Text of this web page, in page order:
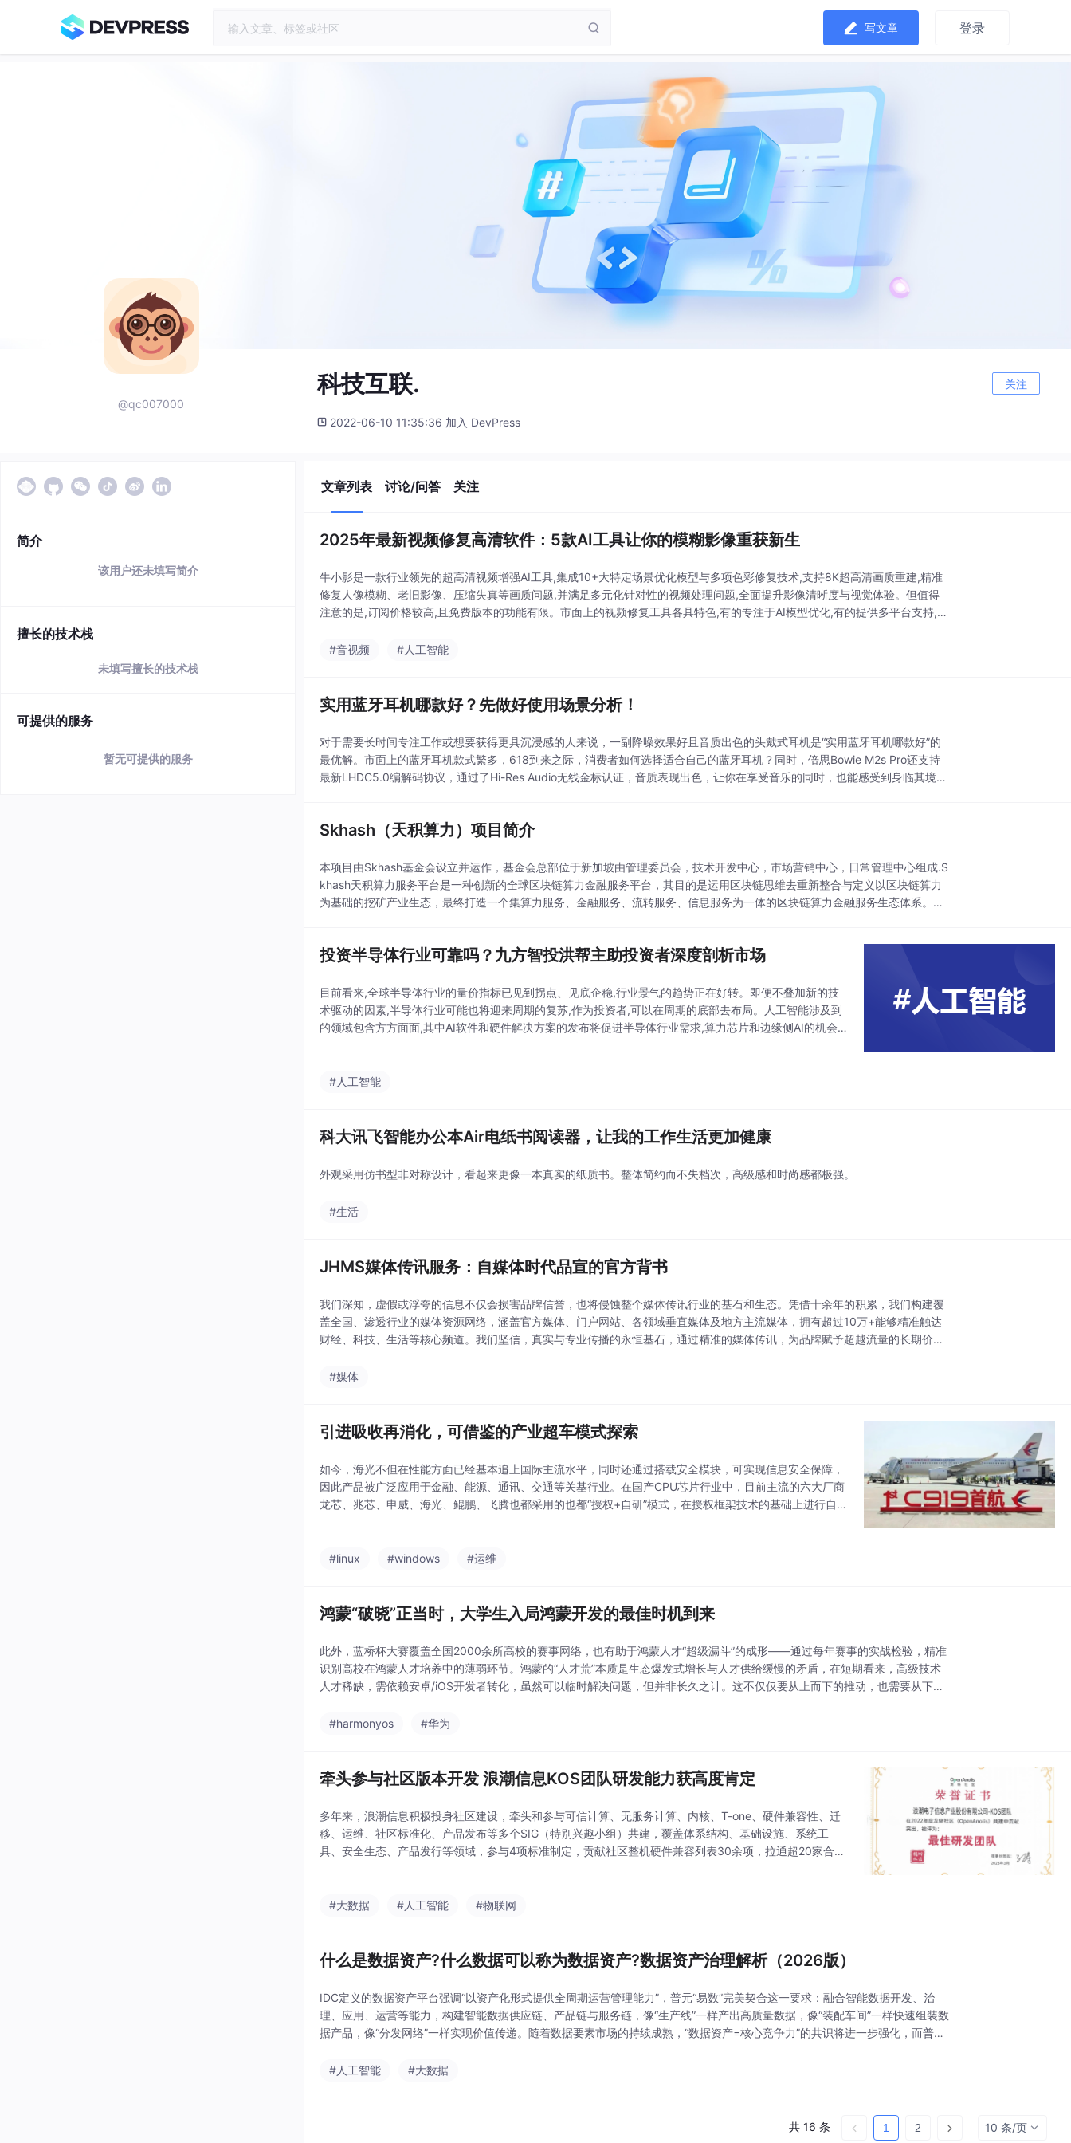
写文章 登录
@qc007000
科技互联. 关注
2022-06-10 11:35:36 加入 DevPress
简介
该用户还未填写简介
擅长的技术栈
未填写擅长的技术栈
可提供的服务
暂无可提供的服务
文章列表 讨论/问答 关注
2025年最新视频修复高清软件：5款AI工具让你的模糊影像重获新生
牛小影是一款行业领先的超高清视频增强AI工具,集成10+大特定场景优化模型与多项色彩修复技术,支持8K超高清画质重建,精准
修复人像模糊、老旧影像、压缩失真等画质问题,并满足多元化针对性的视频处理问题,全面提升影像清晰度与视觉体验。但值得
注意的是,订阅价格较高,且免费版本的功能有限。市面上的视频修复工具各具特色,有的专注于AI模型优化,有的提供多平台支持,还
#音视频
#人工智能
实用蓝牙耳机哪款好？先做好使用场景分析！
对于需要长时间专注工作或想要获得更具沉浸感的人来说，一副降噪效果好且音质出色的头戴式耳机是“实用蓝牙耳机哪款好”的
最优解。市面上的蓝牙耳机款式繁多，618到来之际，消费者如何选择适合自己的蓝牙耳机？同时，倍思Bowie M2s Pro还支持
最新LHDC5.0编解码协议，通过了Hi-Res Audio无线金标认证，音质表现出色，让你在享受音乐的同时，也能感受到身临其境的
Skhash（天积算力）项目简介
本项目由Skhash基金会设立并运作，基金会总部位于新加坡由管理委员会，技术开发中心，市场营销中心，日常管理中心组成.S
khash天积算力服务平台是一种创新的全球区块链算力金融服务平台，其目的是运用区块链思维去重新整合与定义以区块链算力
为基础的挖矿产业生态，最终打造一个集算力服务、金融服务、流转服务、信息服务为一体的区块链算力金融服务生态体系。Sk
投资半导体行业可靠吗？九方智投洪帮主助投资者深度剖析市场
目前看来,全球半导体行业的量价指标已见到拐点、见底企稳,行业景气的趋势正在好转。即便不叠加新的技
术驱动的因素,半导体行业可能也将迎来周期的复苏,作为投资者,可以在周期的底部去布局。人工智能涉及到
的领域包含方方面面,其中AI软件和硬件解决方案的发布将促进半导体行业需求,算力芯片和边缘侧AI的机会
#人工智能
科大讯飞智能办公本Air电纸书阅读器，让我的工作生活更加健康
外观采用仿书型非对称设计，看起来更像一本真实的纸质书。整体简约而不失档次，高级感和时尚感都极强。
#生活
JHMS媒体传讯服务：自媒体时代品宣的官方背书
我们深知，虚假或浮夸的信息不仅会损害品牌信誉，也将侵蚀整个媒体传讯行业的基石和生态。凭借十余年的积累，我们构建覆
盖全国、渗透行业的媒体资源网络，涵盖官方媒体、门户网站、各领域垂直媒体及地方主流媒体，拥有超过10万+能够精准触达
财经、科技、生活等核心频道。我们坚信，真实与专业传播的永恒基石，通过精准的媒体传讯，为品牌赋予超越流量的长期价
#媒体
引进吸收再消化，可借鉴的产业超车模式探索
如今，海光不但在性能方面已经基本追上国际主流水平，同时还通过搭载安全模块，可实现信息安全保障，
因此产品被广泛应用于金融、能源、通讯、交通等关基行业。在国产CPU芯片行业中，目前主流的六大厂商
龙芯、兆芯、申威、海光、鲲鹏、飞腾也都采用的也都“授权+自研”模式，在授权框架技术的基础上进行自
#linux
#windows #运维
鸿蒙“破晓”正当时，大学生入局鸿蒙开发的最佳时机到来
此外，蓝桥杯大赛覆盖全国2000余所高校的赛事网络，也有助于鸿蒙人才“超级漏斗”的成形——通过每年赛事的实战检验，精准
识别高校在鸿蒙人才培养中的薄弱环节。鸿蒙的“人才荒”本质是生态爆发式增长与人才供给缓慢的矛盾，在短期看来，高级技术
人才稀缺，需依赖安卓/iOS开发者转化，虽然可以临时解决问题，但并非长久之计。这不仅仅要从上而下的推动，也需要从下而
#harmonyos
#华为
牵头参与社区版本开发 浪潮信息KOS团队研发能力获高度肯定
多年来，浪潮信息积极投身社区建设，牵头和参与可信计算、无服务计算、内核、T-one、硬件兼容性、迁
移、运维、社区标准化、产品发布等多个SIG（特别兴趣小组）共建，覆盖体系结构、基础设施、系统工
具、安全生态、产品发行等领域，参与4项标准制定，贡献社区整机硬件兼容列表30余项，拉通超20家合作
#大数据
#人工智能 #物联网
什么是数据资产?什么数据可以称为数据资产?数据资产治理解析（2026版）
IDC定义的数据资产平台强调“以资产化形式提供全周期运营管理能力”，普元“易数”完美契合这一要求：融合智能数据开发、治
理、应用、运营等能力，构建智能数据供应链、产品链与服务链，像“生产线”一样产出高质量数据，像“装配车间”一样快速组装数
据产品，像“分发网络”一样实现价值传递。随着数据要素市场的持续成熟，“数据资产=核心竞争力”的共识将进一步强化，而普元
#人工智能
#大数据
共 16 条 1 2 10 条/页